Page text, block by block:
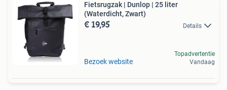
Fietsrugzak | Dunlop | 25 liter
(Waterdicht, Zwart)
€ 19,95 Details
Bezoek website
Topadvertentie
Vandaag